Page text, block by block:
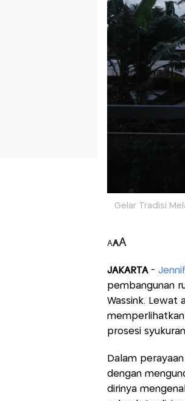
Gelar Tradisi
AAA
JAKARTA -
pembangunan
Wassink. Lewat
prosesi
Dalam
dengan
dirinya